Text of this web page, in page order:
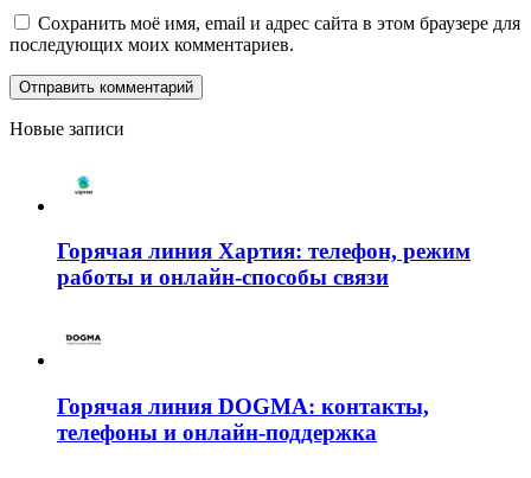
Сохранить моё имя, email и адрес сайта в этом браузере для
последующих моих комментариев.
Новые записи
Горячая линия Хартия: телефон, режим
работы и онлайн-способы связи
Горячая линия DOGMA: контакты,
телефоны и онлайн-поддержка